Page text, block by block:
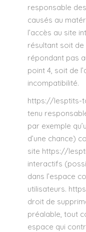
responsable
causés au
l’accès au site
résultant soit de
répondant pas
point 4, soit de
incompatibilité.
https://lesptits-
tenu
par exemple
d’une chance)
site https://
interactifs
dans l’espace
utilisateurs.
droit de
préalable, tout
espace qui